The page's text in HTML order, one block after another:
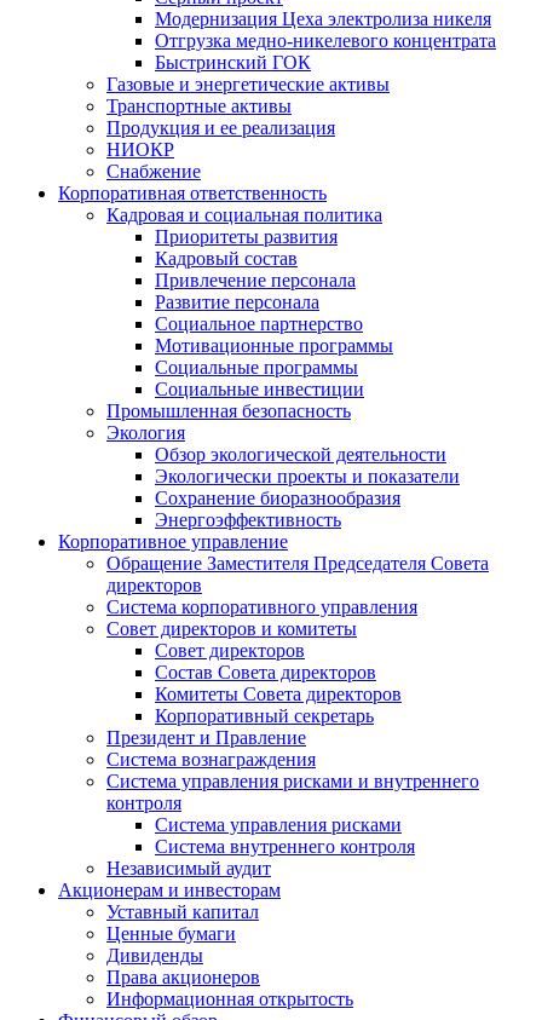
Модернизация Цеха электролиза никеля
Отгрузка медно-никелевого концентрата
Быстринский ГОК
Газовые и энергетические активы
Транспортные активы
Продукция и ее реализация
НИОКР
Снабжение
Корпоративная ответственность
Кадровая и социальная политика
Приоритеты развития
Кадровый состав
Привлечение персонала
Развитие персонала
Социальное партнерство
Мотивационные программы
Социальные программы
Социальные инвестиции
Промышленная безопасность
Экология
Обзор экологической деятельности
Экологически проекты и показатели
Сохранение биоразнообразия
Энергоэффективность
Корпоративное управление
Обращение Заместителя Председателя Совета
директоров
Система корпоративного управления
Совет директоров и комитеты
Совет директоров
Состав Совета директоров
Комитеты Совета директоров
Корпоративный секретарь
Президент и Правление
Система вознаграждения
Система управления рисками и внутреннего
контроля
Система управления рисками
Система внутреннего контроля
Независимый аудит
Акционерам и инвесторам
Уставный капитал
Ценные бумаги
Дивиденды
Права акционеров
Информационная открытость